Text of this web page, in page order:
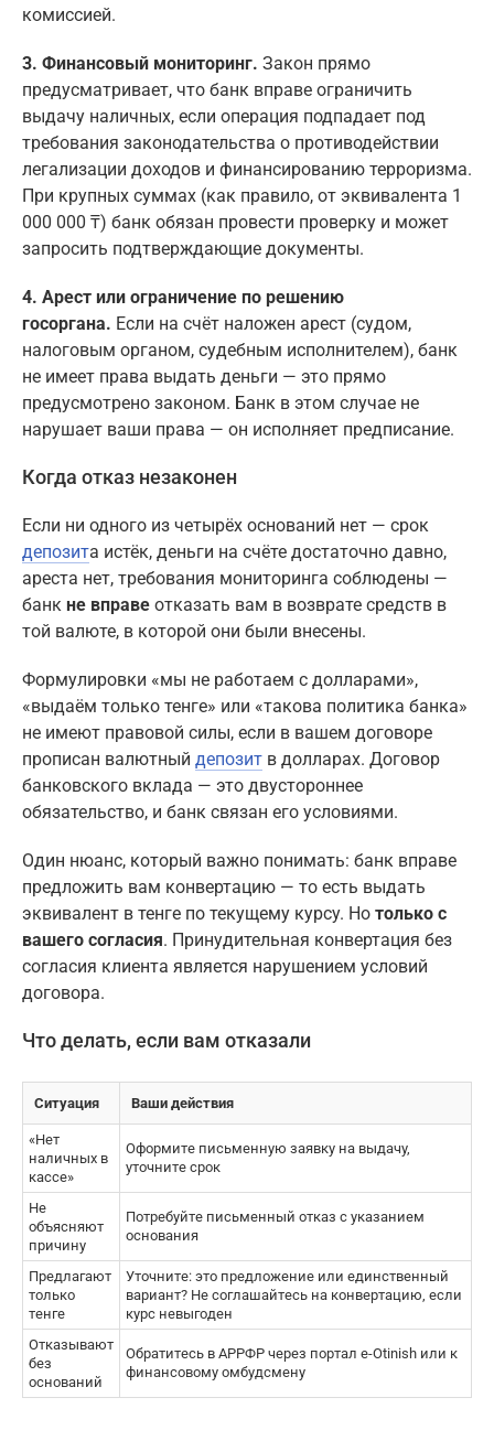
комиссией.
3. Финансовый мониторинг. Закон прямо
предусматривает, что банк вправе ограничить
выдачу наличных, если операция подпадает под
требования законодательства о противодействии
легализации доходов и финансированию терроризма.
При крупных суммах (как правило, от эквивалента 1
000 000 ₸) банк обязан провести проверку и может
запросить подтверждающие документы.
4. Арест или ограничение по решению
госоргана. Если на счёт наложен арест (судом,
налоговым органом, судебным исполнителем), банк
не имеет права выдать деньги — это прямо
предусмотрено законом. Банк в этом случае не
нарушает ваши права — он исполняет предписание.
Когда отказ незаконен
Если ни одного из четырёх оснований нет — срок
депозита истёк, деньги на счёте достаточно давно,
ареста нет, требования мониторинга соблюдены —
банк не вправе отказать вам в возврате средств в
той валюте, в которой они были внесены.
Формулировки «мы не работаем с долларами»,
«выдаём только тенге» или «такова политика банка»
не имеют правовой силы, если в вашем договоре
прописан валютный депозит в долларах. Договор
банковского вклада — это двустороннее
обязательство, и банк связан его условиями.
Один нюанс, который важно понимать: банк вправе
предложить вам конвертацию — то есть выдать
эквивалент в тенге по текущему курсу. Но только с
вашего согласия. Принудительная конвертация без
согласия клиента является нарушением условий
договора.
Что делать, если вам отказали
Ситуация Ваши действия
«Нет
наличных в
кассе»
Оформите письменную заявку на выдачу,
уточните срок
Не
объясняют
причину
Потребуйте письменный отказ с указанием
основания
Предлагают
только
тенге
Уточните: это предложение или единственный
вариант? Не соглашайтесь на конвертацию, если
курс невыгоден
Отказывают
без
оснований
Обратитесь в АРРФР через портал e-Otinish или к
финансовому омбудсмену